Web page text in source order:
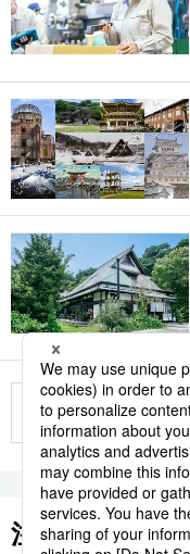
注目のキーワ